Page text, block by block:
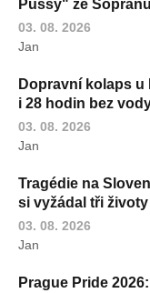
Pussy" ze
03. 08. 2026
Jan
Dopravní kolaps
i 28 hodin bez
03. 08. 2026
Jan
Tragédie na
si vyžádal tři životy
03. 08. 2026
Jan
Prague Pride